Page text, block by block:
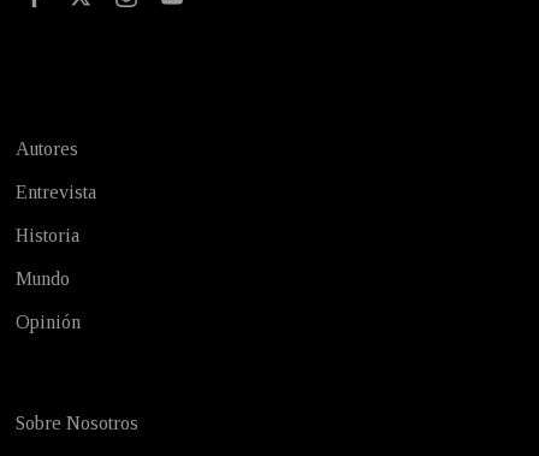
Autores
Entrevista
Historia
Mundo
Opinión
Sobre Nosotros